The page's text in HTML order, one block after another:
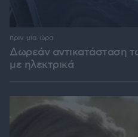
Δωρεάν αντικατάσταση
με ηλεκτρικά
πριν μία ώρα